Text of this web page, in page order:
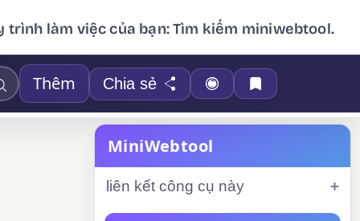
trình làm việc của bạn: Tìm kiếm miniwebtool.
Thêm Chia sẻ
MiniWebtool
liên kết công cụ này